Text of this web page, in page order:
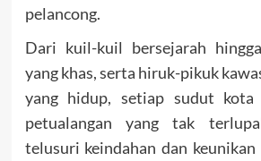
pelancong.
Dari kuil-kuil bersejarah
yang khas, serta hiruk-pikuk
yang hidup, setiap sudut
petualangan yang tak
telusuri keindahan dan